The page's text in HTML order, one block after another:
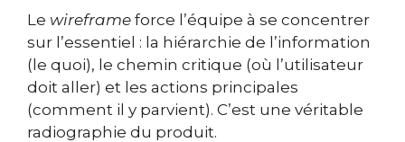
Le wireframe force l’équipe à se concentrer
sur l’essentiel : la hiérarchie de l’information
(le quoi), le chemin critique (où l’utilisateur
doit aller) et les actions principales
(comment il y parvient). C’est une véritable
radiographie du produit.